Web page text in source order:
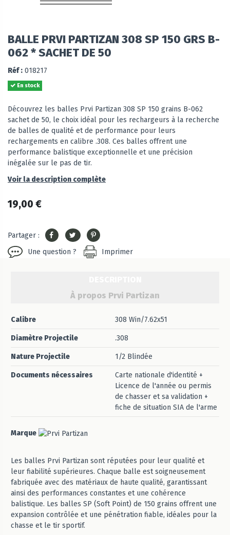
BALLE PRVI PARTIZAN 308 SP 150 GRS B-
062 * SACHET DE 50
Réf : 018217
En stock
Découvrez les balles Prvi Partizan 308 SP 150 grains B-062
sachet de 50, le choix idéal pour les rechargeurs à la recherche
de balles de qualité et de performance pour leurs
rechargements en calibre .308. Ces balles offrent une
performance balistique exceptionnelle et une précision
inégalée sur le pas de tir.
Voir la description complète
19,00 €
Partager :
Une question ?
Imprimer
À propos Prvi Partizan
Calibre 308 Win/7.62x51
Diamètre Projectile .308
Nature Projectile 1/2 Blindée
Documents nécessaires
Carte nationale d'identité +
Licence de l'année ou permis
de chasser et sa validation +
fiche de situation SIA de l'arme
Marque
Les balles Prvi Partizan sont réputées pour leur qualité et
leur fiabilité supérieures. Chaque balle est soigneusement
fabriquée avec des matériaux de haute qualité, garantissant
ainsi des performances constantes et une cohérence
balistique. Les balles SP (Soft Point) de 150 grains offrent une
expansion contrôlée et une pénétration fiable, idéales pour la
chasse et le tir sportif.